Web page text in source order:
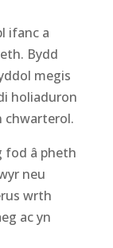
ifanc a
Bydd
megis
holiaduron
chwarterol.
fod â pheth
neu
wrth
ac yn